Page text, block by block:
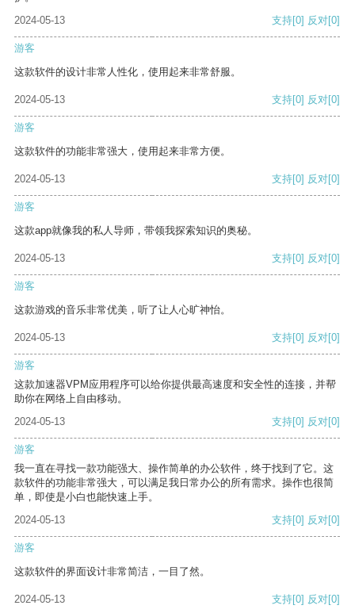
2024-05-13
支持[0] 反对[0]
游客
这款软件的设计非常人性化，使用起来非常舒服。
2024-05-13 支持[0] 反对[0]
游客
这款软件的功能非常强大，使用起来非常方便。
2024-05-13 支持[0] 反对[0]
游客
这款app就像我的私人导师，带领我探索知识的奥秘。
2024-05-13 支持[0] 反对[0]
游客
这款游戏的音乐非常优美，听了让人心旷神怡。
2024-05-13 支持[0] 反对[0]
游客
这款加速器VPM应用程序可以给你提供最高速度和安全性的连接，并帮
助你在网络上自由移动。
2024-05-13
支持[0] 反对[0]
游客
我一直在寻找一款功能强大、操作简单的办公软件，终于找到了它。这
款软件的功能非常强大，可以满足我日常办公的所有需求。操作也很简
单，即使是小白也能快速上手。
2024-05-13
支持[0] 反对[0]
游客
这款软件的界面设计非常简洁，一目了然。
2024-05-13 支持[0] 反对[0]